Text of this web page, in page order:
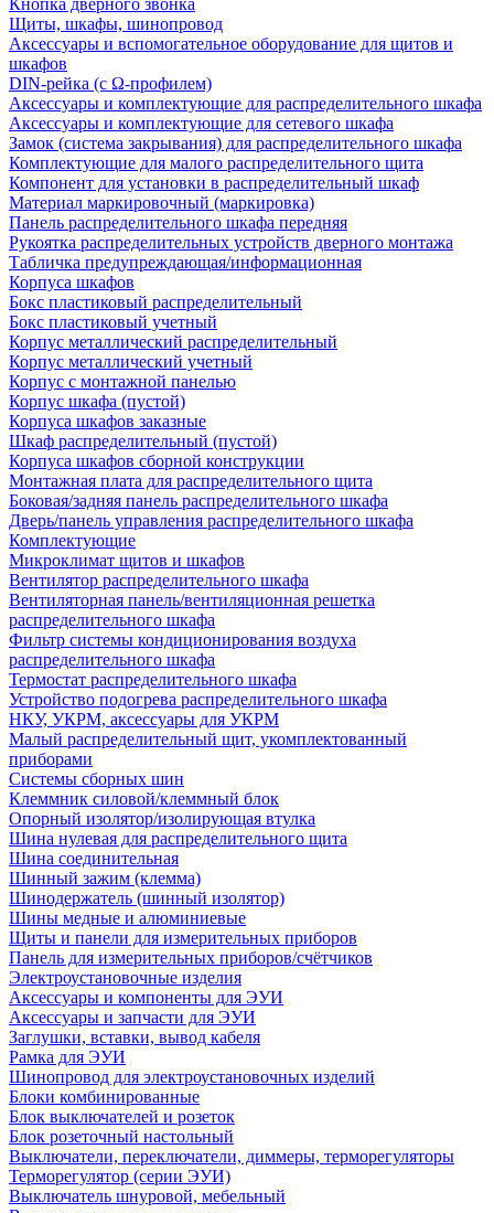
Кнопка дверного звонка
Щиты, шкафы, шинопровод
Аксессуары и вспомогательное оборудование для щитов и
шкафов
DIN-рейка (с Ω-профилем)
Аксессуары и комплектующие для распределительного шкафа
Аксессуары и комплектующие для сетевого шкафа
Замок (система закрывания) для распределительного шкафа
Комплектующие для малого распределительного щита
Компонент для установки в распределительный шкаф
Материал маркировочный (маркировка)
Панель распределительного шкафа передняя
Рукоятка распределительных устройств дверного монтажа
Табличка предупреждающая/информационная
Корпуса шкафов
Бокс пластиковый распределительный
Бокс пластиковый учетный
Корпус металлический распределительный
Корпус металлический учетный
Корпус с монтажной панелью
Корпус шкафа (пустой)
Корпуса шкафов заказные
Шкаф распределительный (пустой)
Корпуса шкафов сборной конструкции
Монтажная плата для распределительного щита
Боковая/задняя панель распределительного шкафа
Дверь/панель управления распределительного шкафа
Комплектующие
Микроклимат щитов и шкафов
Вентилятор распределительного шкафа
Вентиляторная панель/вентиляционная решетка
распределительного шкафа
Фильтр системы кондиционирования воздуха
распределительного шкафа
Термостат распределительного шкафа
Устройство подогрева распределительного шкафа
НКУ, УКРМ, аксессуары для УКРМ
Малый распределительный щит, укомплектованный
приборами
Системы сборных шин
Клеммник силовой/клеммный блок
Опорный изолятор/изолирующая втулка
Шина нулевая для распределительного щита
Шина соединительная
Шинный зажим (клемма)
Шинодержатель (шинный изолятор)
Шины медные и алюминиевые
Щиты и панели для измерительных приборов
Панель для измерительных приборов/счётчиков
Электроустановочные изделия
Аксессуары и компоненты для ЭУИ
Аксессуары и запчасти для ЭУИ
Заглушки, вставки, вывод кабеля
Рамка для ЭУИ
Шинопровод для электроустановочных изделий
Блоки комбинированные
Блок выключателей и розеток
Блок розеточный настольный
Выключатели, переключатели, диммеры, терморегуляторы
Терморегулятор (серии ЭУИ)
Выключатель шнуровой, мебельный